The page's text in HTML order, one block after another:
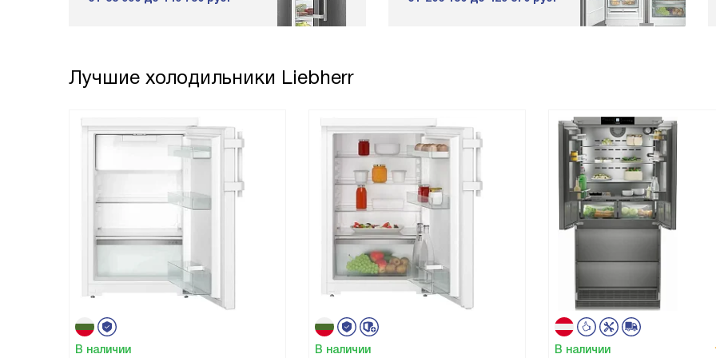
Лучшие холодильники Liebherr
В наличии В наличии В наличии